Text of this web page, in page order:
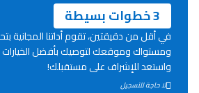
3 خطوات بسيطة
في أقل من دقيقتين، تقوم أداتنا المجانية
ومستواك وموقعك لتوصيك بأفضل الخيارات
واستعد للإشراف على مستقبلك!
لا حاجة للتسجيل